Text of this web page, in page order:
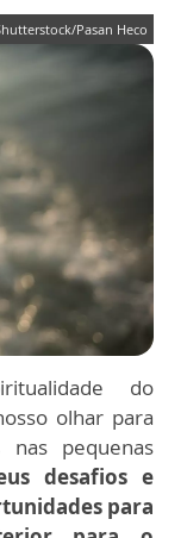
Pasan Heco
do
olhar para
pequenas
desafios e
para